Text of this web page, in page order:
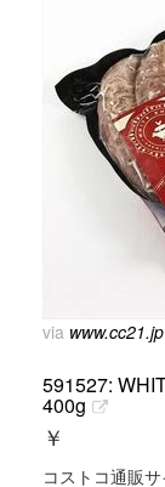
via www.cc21.jp
591527:
400g
￥
コストコ通販